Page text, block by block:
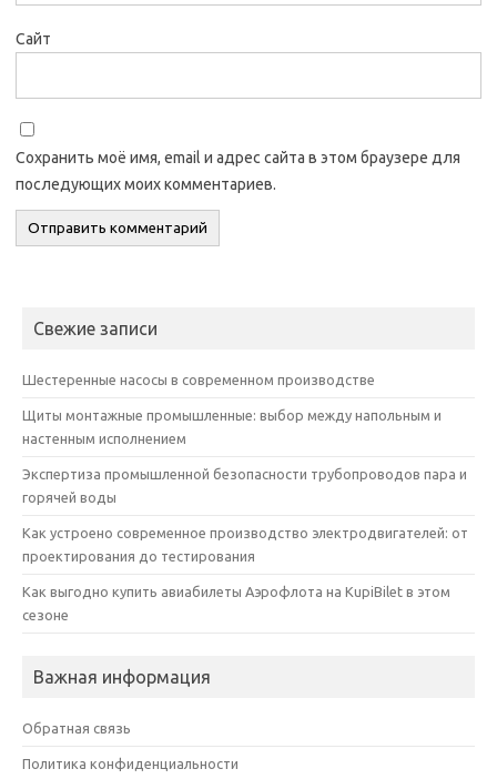
Сайт
Сохранить моё имя, email и адрес сайта в этом браузере для
последующих моих комментариев.
Свежие записи
Шестеренные насосы в современном производстве
Щиты монтажные промышленные: выбор между напольным и
настенным исполнением
Экспертиза промышленной безопасности трубопроводов пара и
горячей воды
Как устроено современное производство электродвигателей: от
проектирования до тестирования
Как выгодно купить авиабилеты Аэрофлота на KupiBilet в этом
сезоне
Важная информация
Обратная связь
Политика конфиденциальности